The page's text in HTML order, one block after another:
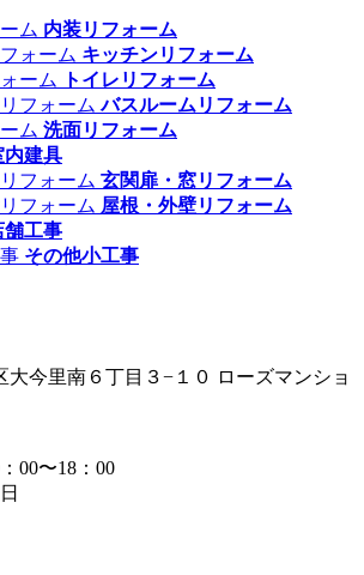
内装リフォーム
キッチンリフォーム
トイレリフォーム
バスルームリフォーム
洗面リフォーム
内建具
玄関扉・窓リフォーム
屋根・外壁リフォーム
舗工事
その他小工事
大今里南６丁目３−１０ ローズマンショ
00〜18：00